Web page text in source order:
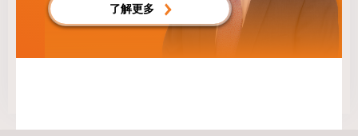
了解更多